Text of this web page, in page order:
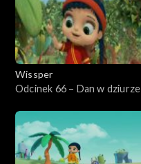
Wissper
Odcinek 66 – Dan w dziurze